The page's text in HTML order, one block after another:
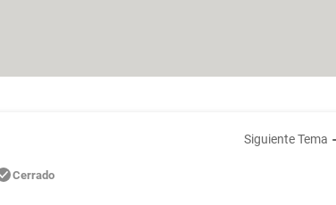
Siguiente Tema
Cerrado